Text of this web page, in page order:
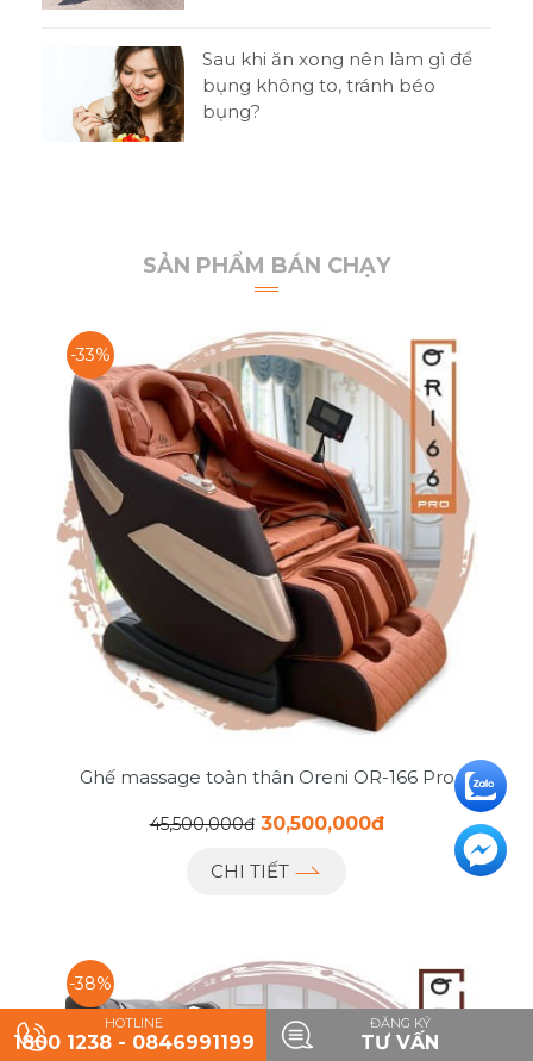
Sau khi ăn xong nên làm gì để
bụng không to, tránh béo
bụng?
SẢN PHẨM BÁN CHẠY
-33%
Ghế massage toàn thân Oreni OR-166 Pro
45,500,000đ 30,500,000đ
CHI TIẾT
-38%
HOTLINE
1800 1238 - 0846991199
ĐĂNG KÝ
TƯ VẤN